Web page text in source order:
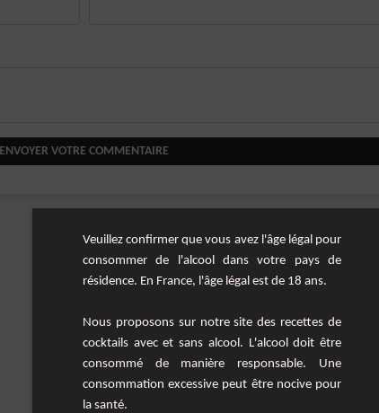
ENVOYER VOTRE COMMENTAIRE
Veuillez confirmer que vous avez l'âge légal pour
consommer de l'alcool dans votre pays de
résidence. En France, l'âge légal est de 18 ans.
Nous proposons sur notre site des recettes de
cocktails avec et sans alcool. L'alcool doit être
consommé de manière responsable. Une
consommation excessive peut être nocive pour
la santé.